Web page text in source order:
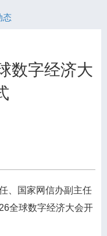
态
数字经济大
国家网信办副主任
全球数字经济大会开